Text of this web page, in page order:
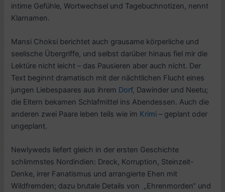
intime Gefühle, Wortwechsel und Tagebuchnotizen, nennt
Klarnamen.
Mansi Choksi berichtet auch grausame körperliche und
seelische Übergriffe, und selbst darüber hinaus fiel mir die
Lektüre nicht leicht – das Pausieren aber auch nicht. Der
Text beginnt dramatisch mit der nächtlichen Flucht eines
jungen Liebespaares aus ihrem Dorf, Dawinder und Neetu;
die Eltern bekamen Schlafmittel ins Abendessen. Auch die
anderen zwei Paare leben teils wie im Krimi – geplant oder
ungeplant.
Newlyweds liefert gleich in der ersten Geschichte
schlimmstes Nordindien: Dreck, Korruption, Steinzeit-
Denke, irrer Fanatismus und arrangierte Ehen mit
Wildfremden; dazu brutale Details von „Ehrenmorden“ und